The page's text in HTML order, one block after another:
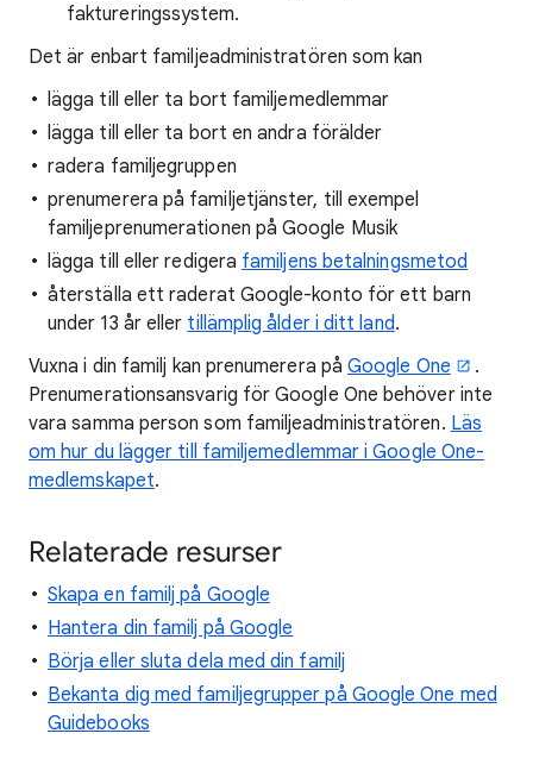
faktureringssystem.
Det är enbart familjeadministratören som kan
lägga till eller ta bort familjemedlemmar
lägga till eller ta bort en andra förälder
radera familjegruppen
prenumerera på familjetjänster, till exempel
familjeprenumerationen på Google Musik
lägga till eller redigera familjens betalningsmetod
återställa ett raderat Google-konto för ett barn
under 13 år eller tillämplig ålder i ditt land.
Vuxna i din familj kan prenumerera påGoogle One
.
Prenumerationsansvarig för Google One behöver inte
vara samma person som familjeadministratören. Läs
om hur du lägger till familjemedlemmar i Google One-
medlemskapet.
Relaterade resurser
Skapa en familj på Google
Hantera din familj på Google
Börja eller sluta dela med din familj
Bekanta dig med familjegrupper på Google One med
Guidebooks